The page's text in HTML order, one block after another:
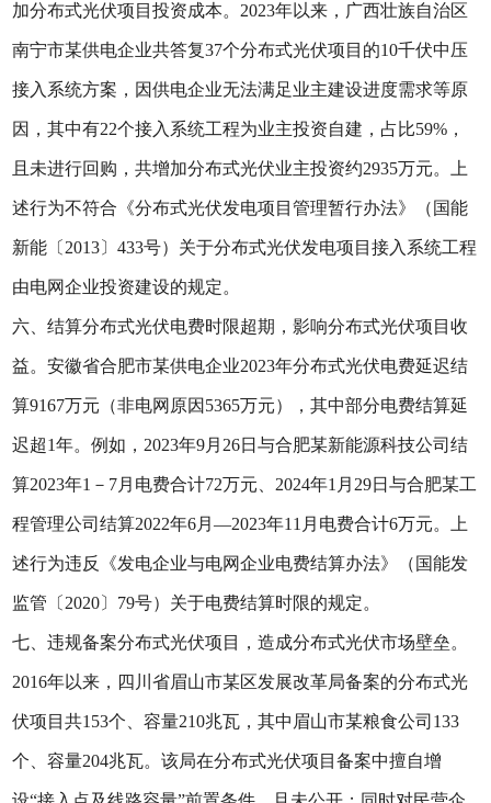
加分布式光伏项目投资成本。2023年以来，广西壮族自治区
南宁市某供电企业共答复37个分布式光伏项目的10千伏中压
接入系统方案，因供电企业无法满足业主建设进度需求等原
因，其中有22个接入系统工程为业主投资自建，占比59%，
且未进行回购，共增加分布式光伏业主投资约2935万元。上
述行为不符合《分布式光伏发电项目管理暂行办法》（国能
新能〔2013〕433号）关于分布式光伏发电项目接入系统工程
由电网企业投资建设的规定。
六、结算分布式光伏电费时限超期，影响分布式光伏项目收
益。安徽省合肥市某供电企业2023年分布式光伏电费延迟结
算9167万元（非电网原因5365万元），其中部分电费结算延
迟超1年。例如，2023年9月26日与合肥某新能源科技公司结
算2023年1－7月电费合计72万元、2024年1月29日与合肥某工
程管理公司结算2022年6月—2023年11月电费合计6万元。上
述行为违反《发电企业与电网企业电费结算办法》（国能发
监管〔2020〕79号）关于电费结算时限的规定。
七、违规备案分布式光伏项目，造成分布式光伏市场壁垒。
2016年以来，四川省眉山市某区发展改革局备案的分布式光
伏项目共153个、容量210兆瓦，其中眉山市某粮食公司133
个、容量204兆瓦。该局在分布式光伏项目备案中擅自增